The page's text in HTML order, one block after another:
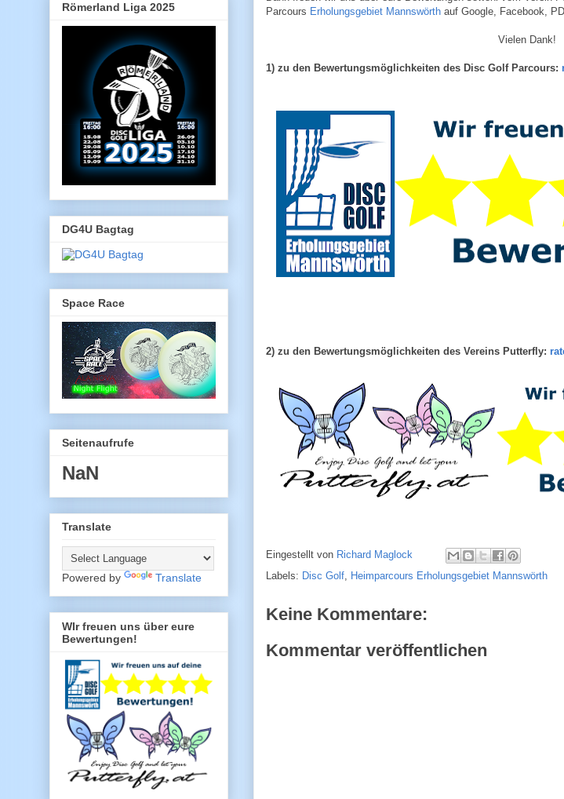
Parcours Erholungsgebiet Mannswörth auf Google, Facebook,
Vielen Dank!
1) zu den Bewertungsmöglichkeiten des Disc Golf Parcours:
2) zu den Bewertungsmöglichkeiten des Vereins Putterfly:
Eingestellt von Richard Maglock
Labels: Disc Golf, Heimparcours Erholungsgebiet Mannswörth
Keine Kommentare:
Kommentar veröffentlichen
Römerland Liga 2025
DG4U Bagtag
Space Race
Seitenaufrufe
NaN
Translate
Powered by Translate
WIr freuen uns über eure
Bewertungen!